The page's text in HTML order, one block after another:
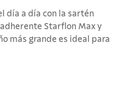
día a día con la sartén
Starflon Max y
más grande es ideal para